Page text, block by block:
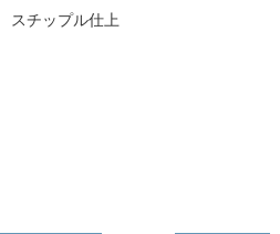
チップル仕上